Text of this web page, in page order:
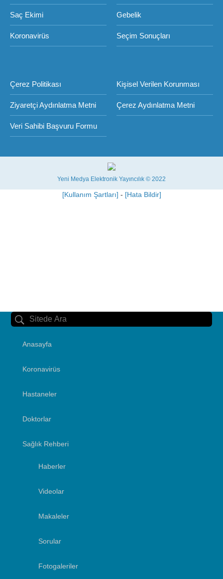
Saç Ekimi Gebelik
Koronavirüs Seçim Sonuçları
Çerez Politikası Kişisel Verilen Korunması
Ziyaretçi Aydınlatma Metni Çerez Aydınlatma Metni
Veri Sahibi Başvuru Formu
Yeni Medya Elektronik Yayıncılık © 2022
[Kullanım Şartları] - [Hata Bildir]
Anasayfa
Koronavirüs
Hastaneler
Doktorlar
Sağlık Rehberi
Haberler
Videolar
Makaleler
Sorular
Fotogaleriler